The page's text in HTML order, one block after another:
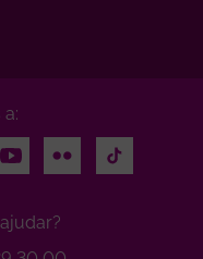
YoutubeFlickr TikTok